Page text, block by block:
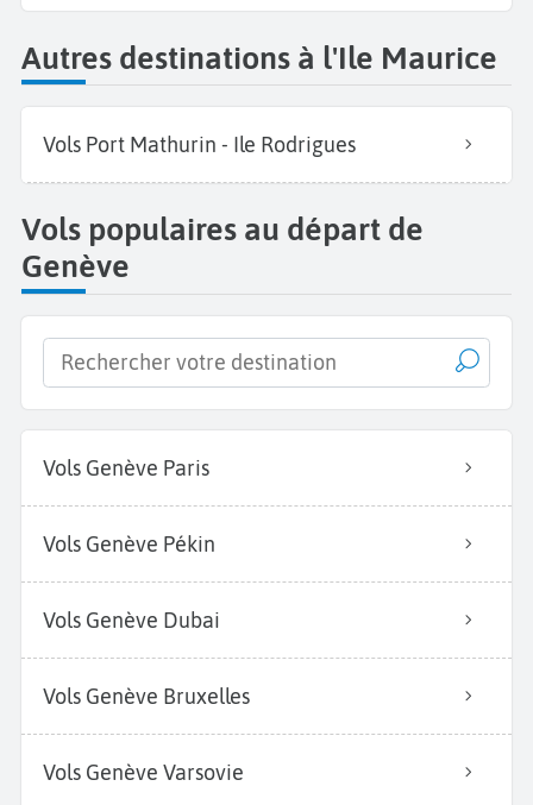
Autres destinations à l'Ile Maurice
Vols Port Mathurin - Ile Rodrigues
Vols populaires au départ de
Genève
Vols Genève Paris
Vols Genève Pékin
Vols Genève Dubai
Vols Genève Bruxelles
Vols Genève Varsovie